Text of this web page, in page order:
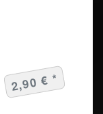
2,90 € *